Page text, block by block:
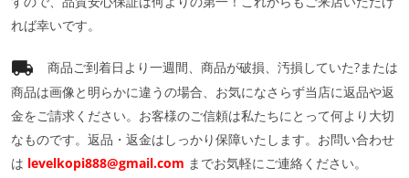
れば幸いです。
商品ご到着日より一週間、商品が破損、汚損していた?または
商品は画像と明らかに違うの場合、お気になさらず当店に返品や返
金をご請求ください。お客様のご信頼は私たちにとって何より大切
なものです。返品・返金はしっかり保障いたします。お問い合わせ
は levelkopi888@gmail.com までお気軽にご連絡ください。